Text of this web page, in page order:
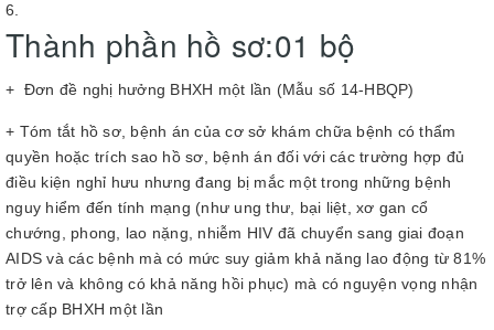
Thành phần hồ sơ:01 bộ
+ Đơn đề nghị hưởng BHXH một lần (Mẫu số 14-HBQP)
+ Tóm tắt hồ sơ, bệnh án của cơ sở khám chữa bệnh có thẩm
quyền hoặc trích sao hồ sơ, bệnh án đối với các trường hợp đủ
điều kiện nghỉ hưu nhưng đang bị mắc một trong những bệnh
nguy hiểm đến tính mạng (như ung thư, bại liệt, xơ gan cổ
chướng, phong, lao nặng, nhiễm HIV đã chuyển sang giai đoạn
AIDS và các bệnh mà có mức suy giảm khả năng lao động từ 81%
trở lên và không có khả năng hồi phục) mà có nguyện vọng nhận
trợ cấp BHXH một lần